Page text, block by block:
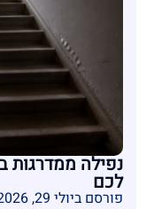
נפילה ממדרגות
לכם
פורסם ביולי 29, 2026